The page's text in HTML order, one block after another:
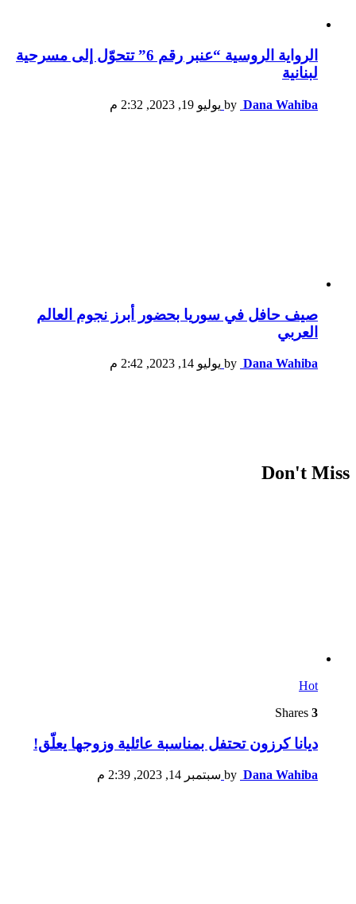
الرواية الروسية “عنبر رقم 6” تتحوّل إلى مسرحية
لبنانية
by Dana Wahiba يوليو 19, 2023, 2:32 م
صيف حافل في سوريا بحضور أبرز نجوم العالم
العربي
by Dana Wahiba يوليو 14, 2023, 2:42 م
Don't Miss
Hot
3
ديانا كرزون تحتفل بمناسبة عائلية وزوجها يعلّق!
by Dana Wahiba سبتمبر 14, 2023, 2:39 م